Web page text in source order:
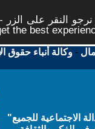
النقر على
the best
-وكالة أنباء حقوق
الاجتماعية للجميع"